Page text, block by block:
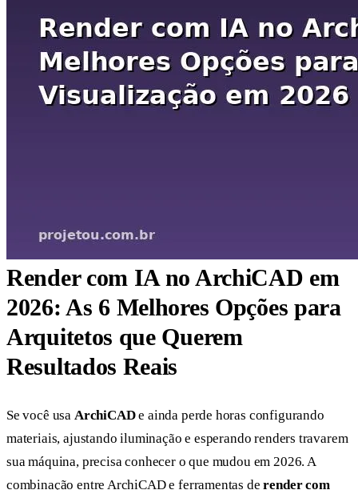
Render com IA no ArchiCAD em
2026: As 6 Melhores Opções para
Arquitetos que Querem
Resultados Reais
Se você usa ArchiCADe ainda perde horas configurando
materiais, ajustando iluminação e esperando renders travarem
sua máquina, precisa conhecer o que mudou em 2026. A
combinação entre ArchiCAD e ferramentas derender com